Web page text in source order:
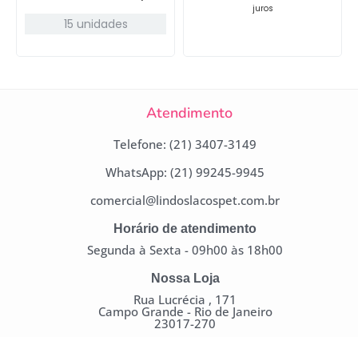
15 unidades
juros
Atendimento
Telefone: (21) 3407-3149
WhatsApp: (21) 99245-9945
comercial@lindoslacospet.com.br
Horário de atendimento
Segunda à Sexta - 09h00 às 18h00
Nossa Loja
Rua Lucrécia , 171
Campo Grande - Rio de Janeiro
23017-270